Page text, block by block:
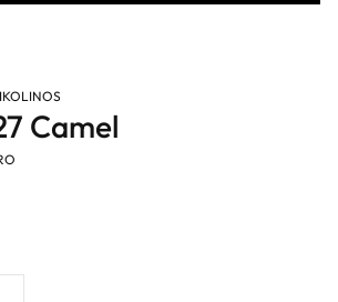
Camel